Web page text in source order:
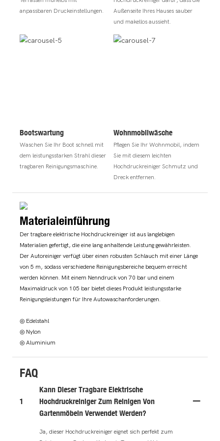
anpassbaren Druckeinstellungen.
Außenseite Ihres Hauses sauber
und makellos aussieht.
Bootswartung
Waschen Sie Ihr Boot schnell mit
dem leistungsstarken Strahl dieser
tragbaren Reinigungsmaschine.
Wohnmobilwäsche
Pflegen Sie Ihr Wohnmobil, indem
Sie mit diesem leichten
Hochdruckreiniger Schmutz und
Dreck entfernen.
Materialeinführung
Der tragbare elektrische Hochdruckreiniger ist aus langlebigen
Materialien gefertigt, die eine lang anhaltende Leistung gewährleisten.
Der Autoreiniger verfügt über einen robusten Schlauch mit einer Länge
von 5 m, sodass verschiedene Reinigungsbereiche bequem erreicht
werden können. Mit einem Nenndruck von 70 bar und einem
Maximaldruck von 105 bar bietet dieses Produkt leistungsstarke
Reinigungsleistungen für Ihre Autowaschanforderungen.
◎ Edelstahl
◎ Nylon
◎ Aluminium
FAQ
1
Kann Dieser Tragbare Elektrische
Hochdruckreiniger Zum Reinigen Von
Gartenmöbeln Verwendet Werden?
Ja, dieser Hochdruckreiniger eignet sich perfekt zum